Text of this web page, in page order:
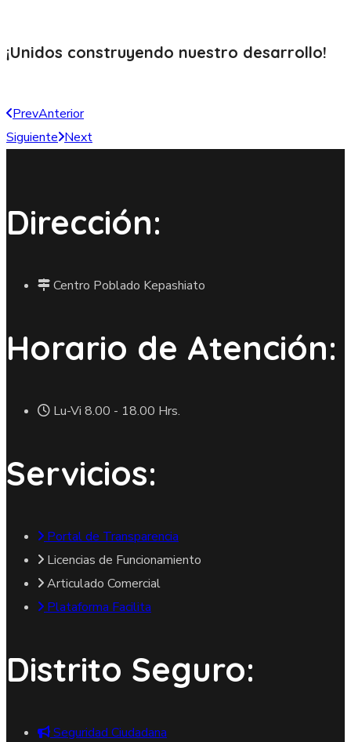
¡Unidos construyendo nuestro desarrollo!
PrevAnterior
Siguiente Next
Dirección:
Centro Poblado Kepashiato
Horario de Atención:
Lu-Vi 8.00 - 18.00 Hrs.
Servicios:
Portal de Transparencia
Licencias de Funcionamiento
Articulado Comercial
Plataforma Facilita
Distrito Seguro:
Seguridad Ciudadana